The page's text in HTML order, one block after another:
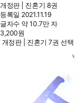
개정판 | 진혼기 8권
등록일 2021.11.19
글자수 약 10.7만 자
3,200원
개정판 | 진혼기 7권 선택